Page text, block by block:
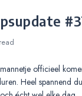
read
officieel
Heel spannend